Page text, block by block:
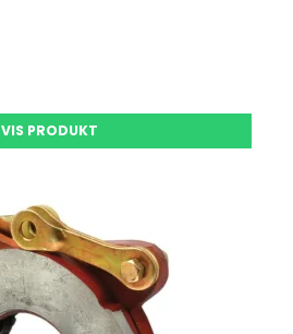
VIS PRODUKT